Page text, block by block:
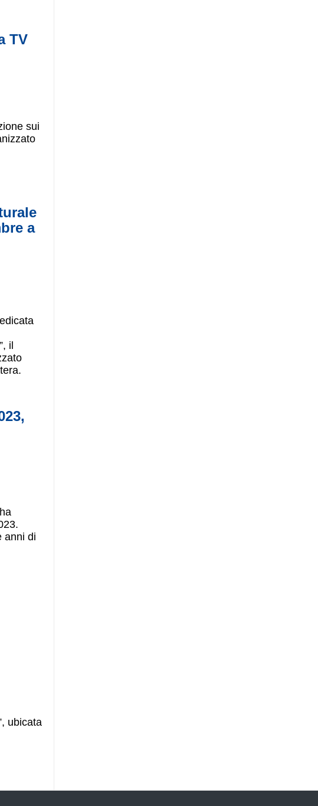
TV
sui
a
il
anni di
ubicata